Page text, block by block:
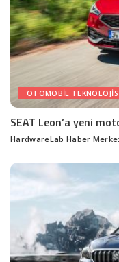
OTOMOBIL TEKNOLOJISI
SEAT Leon’a yeni
Posted
HardwareLab Haber